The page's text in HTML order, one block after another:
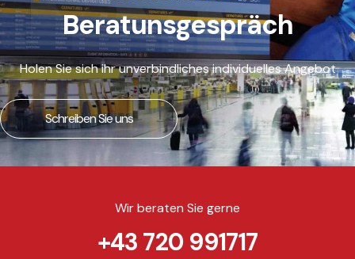
Beratunsgespräch
Holen Sie sich ihr unverbindliches individuelles Angebot
Schreiben Sie uns
Wir beraten Sie gerne
+43 720 991717